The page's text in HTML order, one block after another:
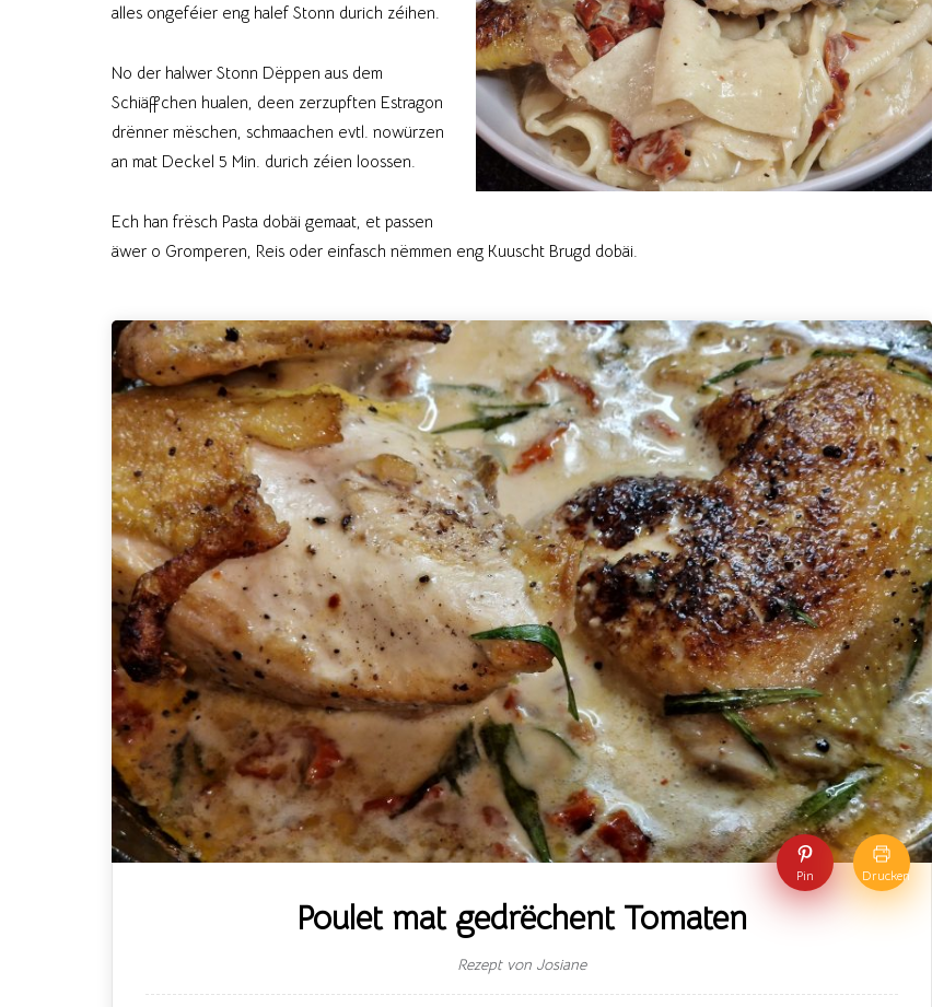
alles ongeféier eng halef Stonn durich zéihen.
No der halwer Stonn Dëppen aus dem
Schiäffchen hualen, deen zerzupften Estragon
drënner mëschen, schmaachen evtl. nowürzen
an mat Deckel 5 Min. durich zéien loossen.
Ech han frësch Pasta dobäi gemaat, et passen
äwer o Gromperen, Reis oder einfasch nëmmen eng Kuuscht Brugd dobäi.
Pin Drucken
Poulet mat gedrëchent Tomaten
Rezept von Josiane